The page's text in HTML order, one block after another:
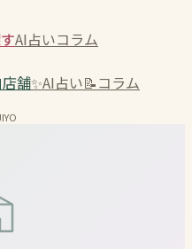
AI占いコラム
店舗✨AI占い📝コラム